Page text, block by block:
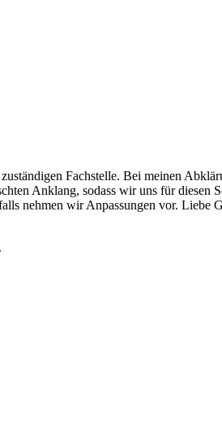
Fachstelle. Bei meinen
Anklang, sodass wir uns für diesen
nehmen wir Anpassungen vor. Liebe